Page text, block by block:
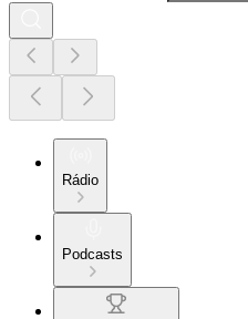
Rádio
Podcasts